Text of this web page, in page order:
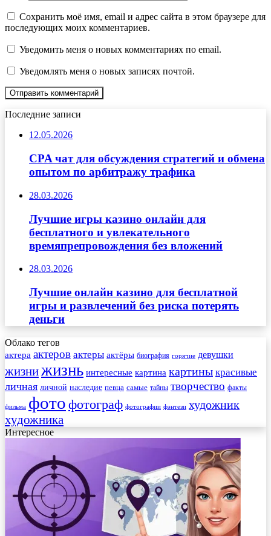
Сохранить моё имя, email и адрес сайта в этом браузере для
последующих моих комментариев.
Уведомить меня о новых комментариях по email.
Уведомлять меня о новых записях почтой.
Последние записи
12.05.2026
CPA чат для обсуждения стратегий и обмена
опытом по арбитражу трафика
28.03.2026
Лучшие игры казино онлайн для
бесплатного и увлекательного
времяпрепровождения без вложений
28.03.2026
Лучшие онлайн казино для бесплатной
игры и развлечений без риска потерять
деньги
Облако тегов
актера актеров актеры актёры биография горячие девушки
жизнижизнь интересные картина картины красивые
личная личной наследие певца самые тайны творчество факты
фильма фото фотограф фотографии фэнтези художник
художника
Интересное